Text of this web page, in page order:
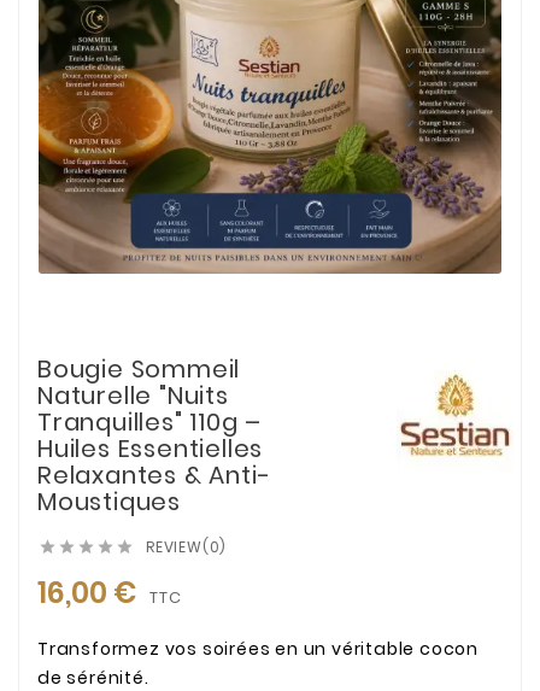
Bougie Sommeil
Naturelle "Nuits
Tranquilles" 110g –
Huiles Essentielles
Relaxantes & Anti-
Moustiques
     REVIEW(0)
16,00 € TTC
Transformez vos soirées en un véritable cocon
de sérénité.